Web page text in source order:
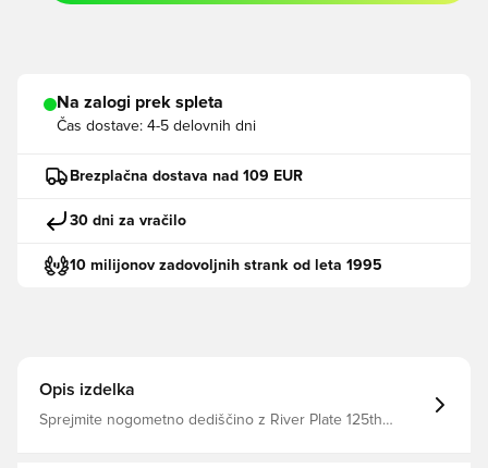
Na zalogi prek spleta
Čas dostave: 4-5 delovnih dni
Brezplačna dostava nad 109 EUR
30 dni za vračilo
10 milijonov zadovoljnih strank od leta 1995
Opis izdelka
Sprejmite nogometno dediščino z River Plate 125th